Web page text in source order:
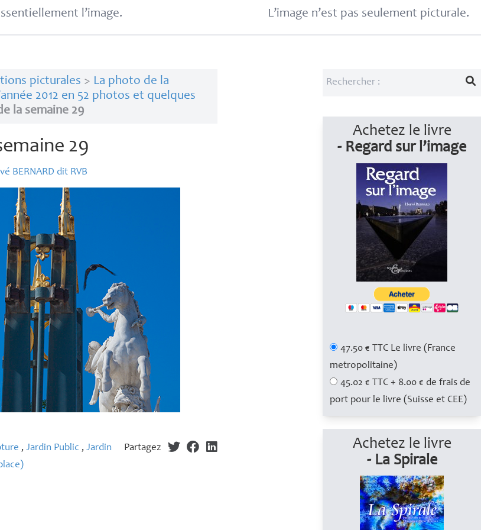
l’image. L’image n’est pas seulement picturale.
picturales > La photo de la
2012 en 52 photos et quelques
la semaine 29
29
BERNARD dit RVB
,Jardin Public ,Jardin
Partagez
Achetez le livre
- Regard sur l’image
47.50 € TTC Le livre (France
metropolitaine)
45.02 € TTC + 8.00 € de frais de
port pour le livre (Suisse et CEE)
Achetez le livre
- La Spirale